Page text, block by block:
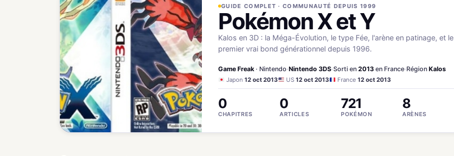
GUIDE COMPLET · COMMUNAUTÉ DEPUIS 1999
Pokémon X et Y
Kalos en 3D : la Méga-Évolution, le type Fée, l'arène en patinage, et le
premier vrai bond générationnel depuis 1996.
Game Freak · Nintendo·Nintendo 3DS·Sorti en 2013 en France·Région Kalos
Japon12 oct 2013 US12 oct 2013 France12 oct 2013
0
CHAPITRES
0
ARTICLES
721
POKÉMON
8
ARÈNES